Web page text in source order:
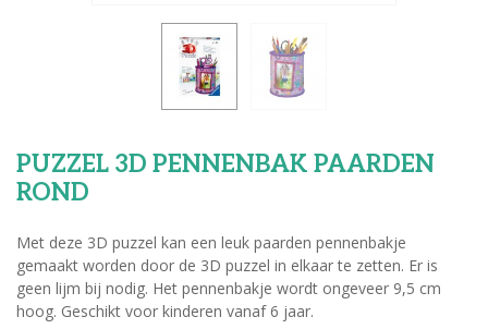
PUZZEL 3D PENNENBAK PAARDEN
ROND
Met deze 3D puzzel kan een leuk paarden pennenbakje
gemaakt worden door de 3D puzzel in elkaar te zetten. Er is
geen lijm bij nodig. Het pennenbakje wordt ongeveer 9,5 cm
hoog. Geschikt voor kinderen vanaf 6 jaar.